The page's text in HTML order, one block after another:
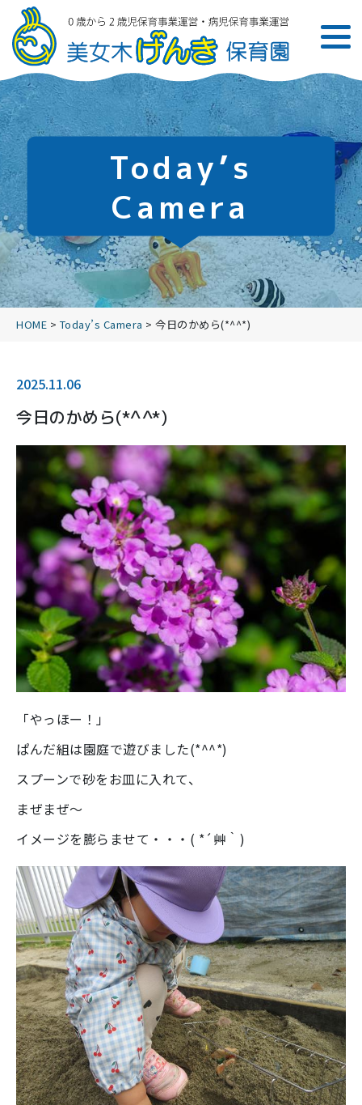
Today’s
Camera
HOME > Today’s Camera > 今日のかめら(*^^*)
2025.11.06
今日のかめら(*^^*)
「やっほー！」
ぱんだ組は園庭で遊びました(*^^*)
スプーンで砂をお皿に入れて、
まぜまぜ～
イメージを膨らませて・・・( *´艸｀)